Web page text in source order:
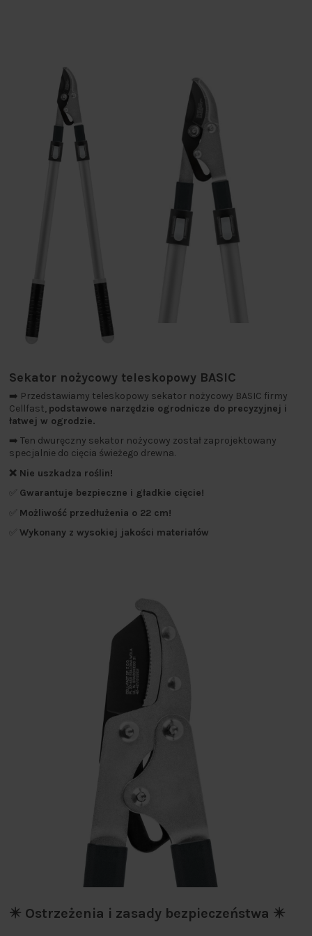
Sekator nożycowy teleskopowy BASIC
➡️ Przedstawiamy teleskopowy sekator nożycowy BASIC firmy
Cellfast, podstawowe narzędzie ogrodnicze do precyzyjnej i
łatwej w ogrodzie.
➡️ Ten dwuręczny sekator nożycowy został zaprojektowany
specjalnie do cięcia świeżego drewna.
❌ Nie uszkadza roślin!
Gwarantuje bezpieczne i gładkie cięcie!
Możliwość przedłużenia o 22 cm!
Wykonany z wysokiej jakości materiałów
✴️ Ostrzeżenia i zasady bezpieczeństwa ✴️